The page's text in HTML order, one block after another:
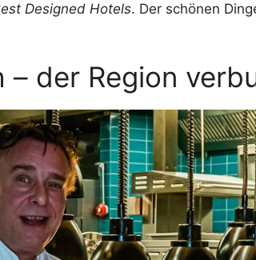
Designed Hotels. Der schönen
der Region